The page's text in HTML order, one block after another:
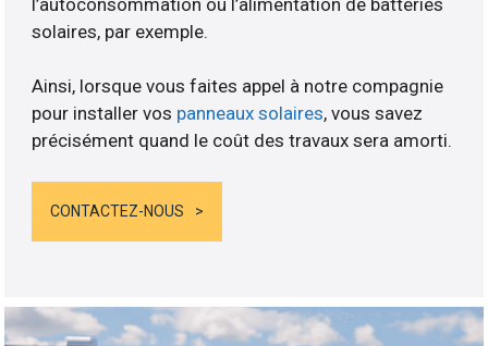
solaires, par exemple.
Ainsi, lorsque vous faites appel à notre compagnie
pour installer vos panneaux solaires, vous savez
précisément quand le coût des travaux sera amorti.
CONTACTEZ-NOUS